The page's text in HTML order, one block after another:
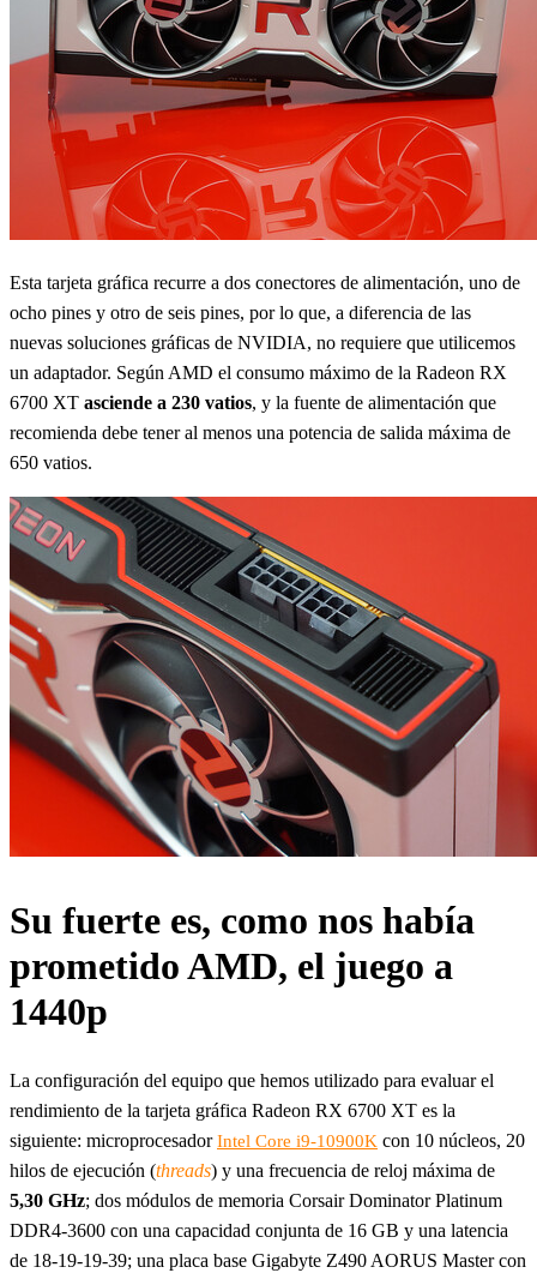
Esta tarjeta gráfica recurre a dos conectores de alimentación, uno de
ocho pines y otro de seis pines, por lo que, a diferencia de las
nuevas soluciones gráficas de NVIDIA, no requiere que utilicemos
un adaptador. Según AMD el consumo máximo de la Radeon RX
6700 XT asciende a 230 vatios, y la fuente de alimentación que
recomienda debe tener al menos una potencia de salida máxima de
650 vatios.
Su fuerte es, como nos había
prometido AMD, el juego a
1440p
La configuración del equipo que hemos utilizado para evaluar el
rendimiento de la tarjeta gráfica Radeon RX 6700 XT es la
siguiente: microprocesadorIntel Core i9-10900K con 10 núcleos, 20
hilos de ejecución (threads) y una frecuencia de reloj máxima de
5,30 GHz; dos módulos de memoria Corsair Dominator Platinum
DDR4-3600 con una capacidad conjunta de 16 GB y una latencia
de 18-19-19-39; una placa base Gigabyte Z490 AORUS Master con